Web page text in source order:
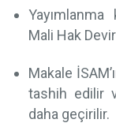
Yayımlanma
Mali Hak
Makale
tashih edilir
daha geçirilir.